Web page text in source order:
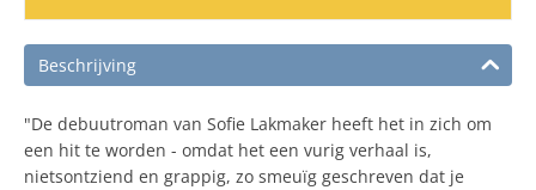
Beschrijving
"De debuutroman van Sofie Lakmaker heeft het in zich om
een hit te worden - omdat het een vurig verhaal is,
nietsontziend en grappig, zo smeuïg geschreven dat je